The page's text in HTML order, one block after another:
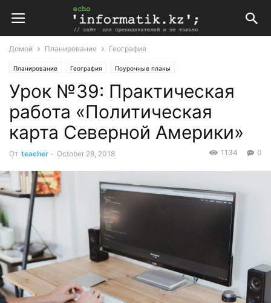
Домой Планирование География
Планирование География Поурочные планы
Поурочные планы по географии 7 класс
Урок №39: Практическая
работа «Политическая
карта Северной Америки»
От teacher - October 28, 2018 0
1134